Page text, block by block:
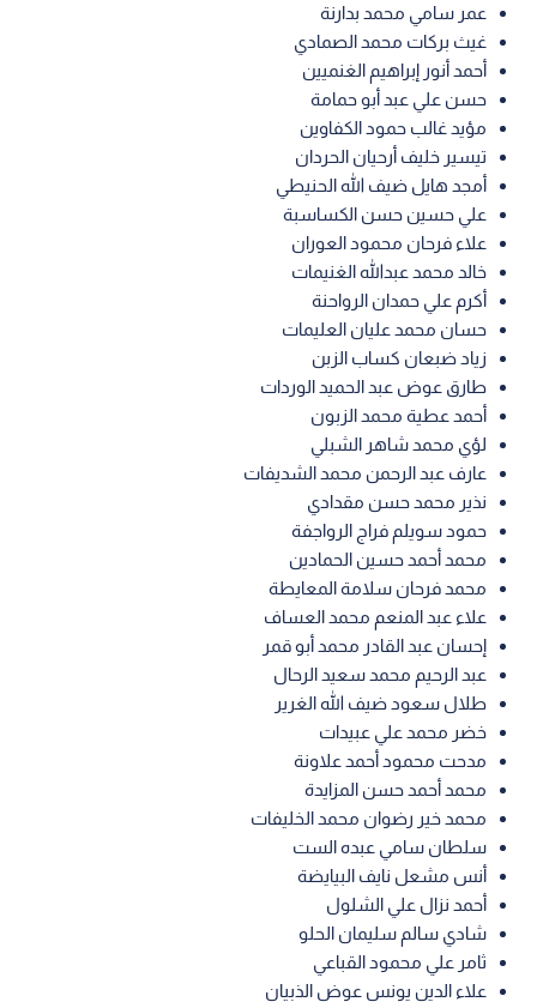
عمر سامي محمد بدارنة
غيث بركات محمد الصمادي
أحمد أنور إبراهيم الغنميين
حسن علي عبد أبو حمامة
مؤيد غالب حمود الكفاوين
تيسير خليف أرحيان الحردان
أمجد هايل ضيف الله الحنيطي
علي حسين حسن الكساسبة
علاء فرحان محمود العوران
خالد محمد عبدالله الغنيمات
أكرم علي حمدان الرواحنة
حسان محمد عليان العليمات
زياد ضبعان كساب الزبن
طارق عوض عبد الحميد الوردات
أحمد عطية محمد الزبون
لؤي محمد شاهر الشبلي
عارف عبد الرحمن محمد الشديفات
نذير محمد حسن مقدادي
حمود سويلم فراج الرواجفة
محمد أحمد حسين الحمادين
محمد فرحان سلامة المعايطة
علاء عبد المنعم محمد العساف
إحسان عبد القادر محمد أبو قمر
عبد الرحيم محمد سعيد الرحال
طلال سعود ضيف الله الغرير
خضر محمد علي عبيدات
مدحت محمود أحمد علاونة
محمد أحمد حسن المزايدة
محمد خير رضوان محمد الخليفات
سلطان سامي عبده الست
أنس مشعل نايف البيايضة
أحمد نزال علي الشلول
شادي سالم سليمان الحلو
ثامر علي محمود القباعي
علاء الدين يونس عوض الذبيان